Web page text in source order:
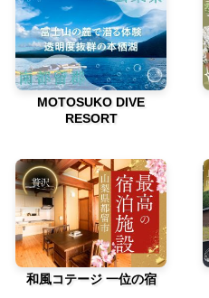
MOTOSUKO DIVE
RESORT
和風コテージ 一位の宿